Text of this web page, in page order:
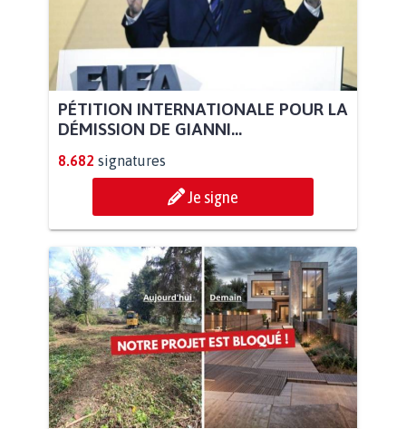
PÉTITION INTERNATIONALE POUR LA
DÉMISSION DE GIANNI...
8.682 signatures
Je signe